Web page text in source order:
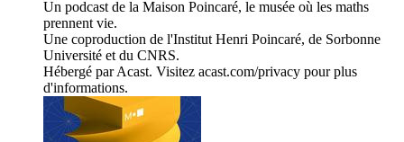
Un podcast de la Maison Poincaré, le musée où les maths
prennent vie.
Une coproduction de l'Institut Henri Poincaré, de Sorbonne
Université et du CNRS.
Hébergé par Acast. Visitez acast.com/privacy pour plus
d'informations.